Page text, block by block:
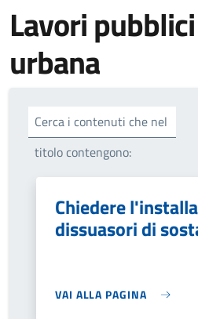
Lavori
urbana
Cerca i contenuti che nel
titolo contengono:
Chiedere
dissuasori di
VAI ALLA PAGINA